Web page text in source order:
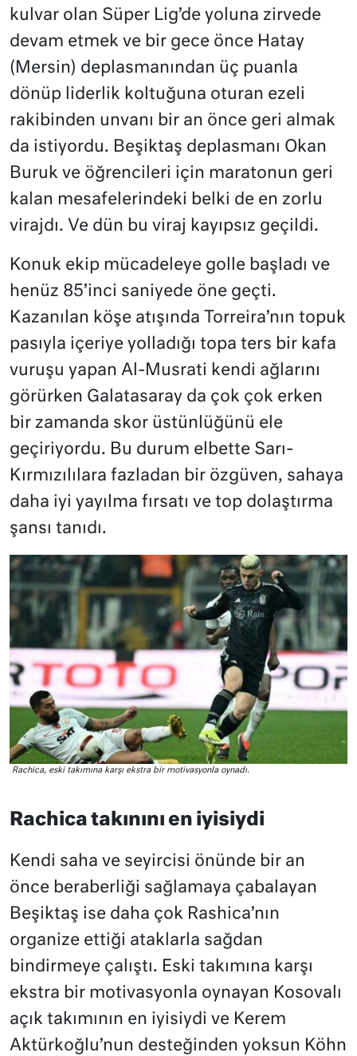
kulvar olan Süper Lig’de yoluna zirvede
devam etmek ve bir gece önce Hatay
(Mersin) deplasmanından üç puanla
dönüp liderlik koltuğuna oturan ezeli
rakibinden unvanı bir an önce geri almak
da istiyordu. Beşiktaş deplasmanı Okan
Buruk ve öğrencileri için maratonun geri
kalan mesafelerindeki belki de en zorlu
virajdı. Ve dün bu viraj kayıpsız geçildi.
Konuk ekip mücadeleye golle başladı ve
henüz 85’inci saniyede öne geçti.
Kazanılan köşe atışında Torreira’nın topuk
pasıyla içeriye yolladığı topa ters bir kafa
vuruşu yapan Al-Musrati kendi ağlarını
görürken Galatasaray da çok çok erken
bir zamanda skor üstünlüğünü ele
geçiriyordu. Bu durum elbette Sarı-
Kırmızılılara fazladan bir özgüven, sahaya
daha iyi yayılma fırsatı ve top dolaştırma
şansı tanıdı.
Rachica, eski takımına karşı ekstra bir motivasyonla oynadı.
Rachica takınını en iyisiydi
Kendi saha ve seyircisi önünde bir an
önce beraberliği sağlamaya çabalayan
Beşiktaş ise daha çok Rashica’nın
organize ettiği ataklarla sağdan
bindirmeye çalıştı. Eski takımına karşı
ekstra bir motivasyonla oynayan Kosovalı
açık takımının en iyisiydi ve Kerem
Aktürkoğlu’nun desteğinden yoksun Köhn